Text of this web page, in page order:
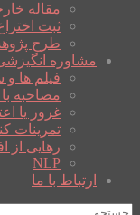
مقاله
ثبت
طرح
مشاوره
فیلم ها
مصاحبه با
غرور یا
تمرینات
رهایی از
NLP
ارتباط با ما